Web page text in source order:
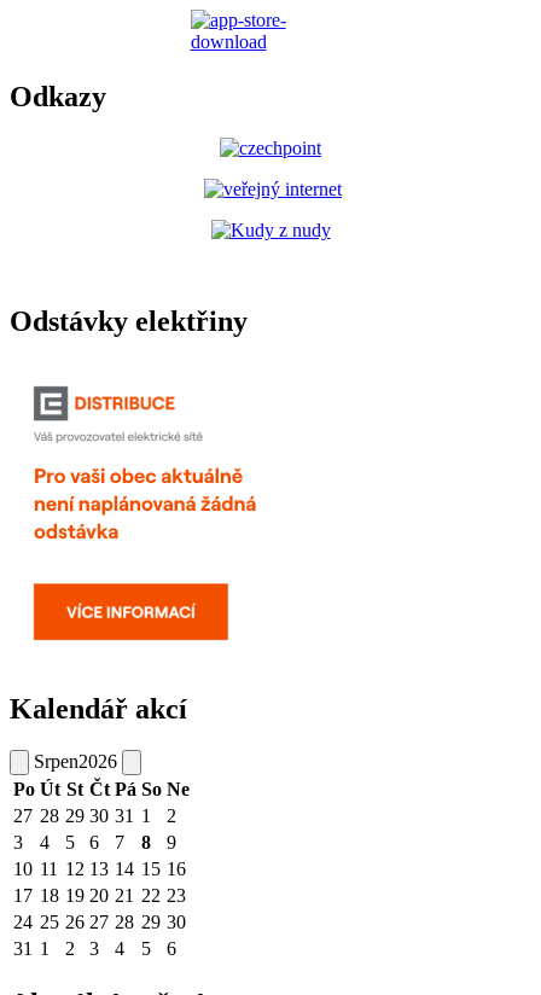
Odkazy
Odstávky elektřiny
Kalendář akcí
Srpen2026
Po Út St Čt Pá So Ne
27 28 29 30 31 1
2
3
4 5 6 7 8
9
10 11 12 13 14 15 16
17 18 19 20 21 22 23
24 25 26 27 28 29 30
31 1 2 3 4 5 6